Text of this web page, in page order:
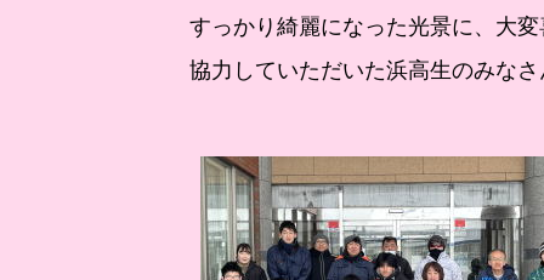
すっかり綺麗になった光景に、大
協力していただいた浜高生のみな